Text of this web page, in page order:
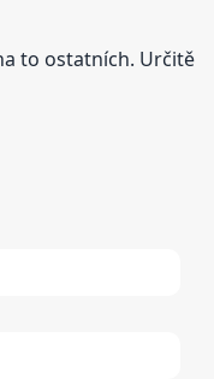
to ostatních. Určitě